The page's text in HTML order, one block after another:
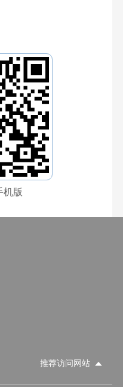
机版
推荐访问网站
政府网站